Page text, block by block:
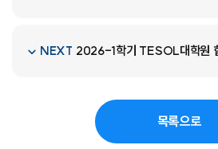
NEXT
목록으로